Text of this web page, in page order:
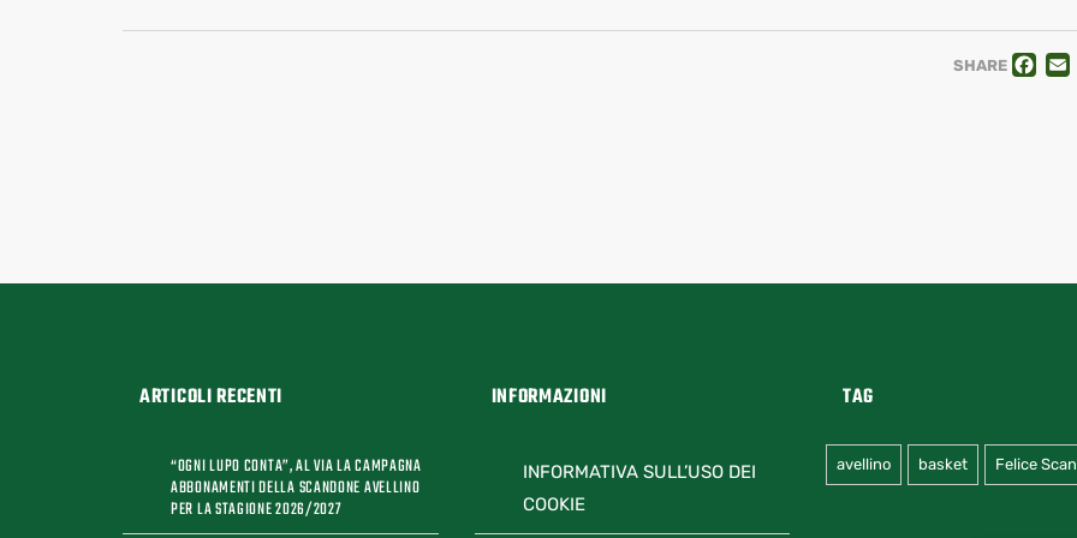
SHARE
ARTICOLI RECENTI
“OGNI LUPO CONTA”, AL VIA LA CAMPAGNA
ABBONAMENTI DELLA SCANDONE AVELLINO
PER LA STAGIONE 2026/2027
INFORMAZIONI
INFORMATIVA SULL’USO DEI
COOKIE
TAG
avellino basket Felice